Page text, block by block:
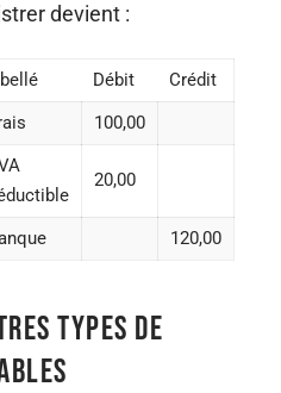
devient :
Débit
Crédit
100,00
20,00
120,00
types de